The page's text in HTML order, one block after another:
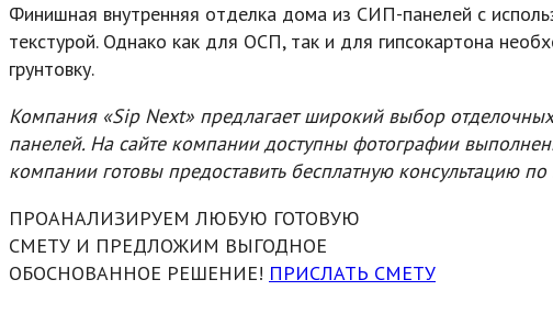
Финишная внутренняя отделка дома из СИП-панелей с
текстурой. Однако как для ОСП, так и для гипсокартона
грунтовку.
Компания «Sip Next» предлагает широкий выбор
панелей. На сайте компании доступны фотографии
компании готовы предоставить бесплатную консультацию
ПРОАНАЛИЗИРУЕМ ЛЮБУЮ ГОТОВУЮ
СМЕТУ И ПРЕДЛОЖИМ ВЫГОДНОЕ
ОБОСНОВАННОЕ РЕШЕНИЕ! ПРИСЛАТЬ СМЕТУ